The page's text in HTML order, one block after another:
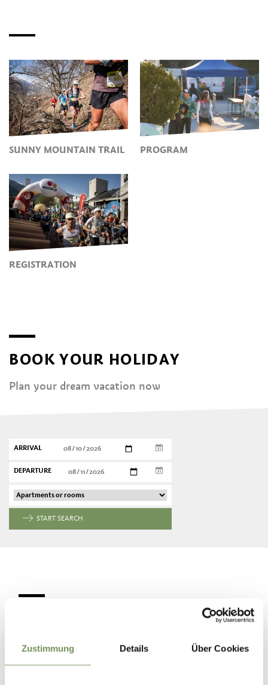
Zustimmung Details Über Cookies
SUNNY MOUNTAIN TRAIL PROGRAM
REGISTRATION
BOOK YOUR HOLIDAY
Plan your dream vacation now
ARRIVAL
DEPARTURE
START SEARCH